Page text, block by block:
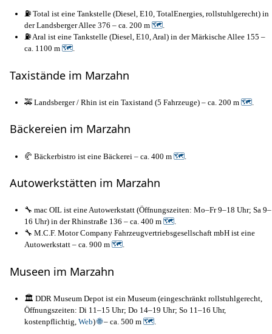
⛽ Total ist eine Tankstelle (Diesel, E10, TotalEnergies, rollstuhlgerecht) in
der Landsberger Allee 376 – ca. 200 m 🗺.
⛽ Aral ist eine Tankstelle (Diesel, E10, Aral) in der Märkische Allee 155 –
ca. 1100 m 🗺.
Taxistände im Marzahn
🚕 Landsberger / Rhin ist ein Taxistand (5 Fahrzeuge) – ca. 200 m 🗺.
Bäckereien im Marzahn
🥐 Bäckerbistro ist eine Bäckerei – ca. 400 m 🗺
Autowerkstätten im Marzahn
🔧 mac OIL ist eine Autowerkstatt (Öffnungszeiten: Mo–Fr 9–18 Uhr; Sa 9–
16 Uhr) in der Rhinstraße 136 – ca. 400 m 🗺.
🔧 M.C.F. Motor Company Fahrzeugvertriebsgesellschaft mbH ist eine
Autowerkstatt – ca. 900 m 🗺.
Museen im Marzahn
🏛️ DDR Museum Depot ist ein Museum (eingeschränkt rollstuhlgerecht,
Öffnungszeiten: Di 11–15 Uhr; Do 14–19 Uhr; So 11–16 Uhr,
kostenpflichtig, Web)🌐– ca. 500 m 🗺